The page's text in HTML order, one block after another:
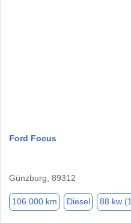
Ford Focus
Günzburg, 89312
106.000 km Diesel 88 kw